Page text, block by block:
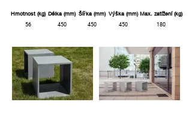
Hmotnost (kg)
56
Délka (mm)
450
Šířka (mm)
450
Výška (mm)
450
Max. zatížení (kg)
180